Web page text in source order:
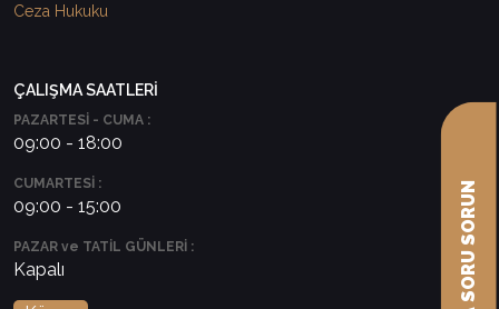
Ceza Hukuku
ÇALIŞMA SAATLERİ
PAZARTESİ - CUMA :
09:00 - 18:00
CUMARTESİ :
09:00 - 15:00
PAZAR ve TATİL GÜNLERİ :
Kapalı